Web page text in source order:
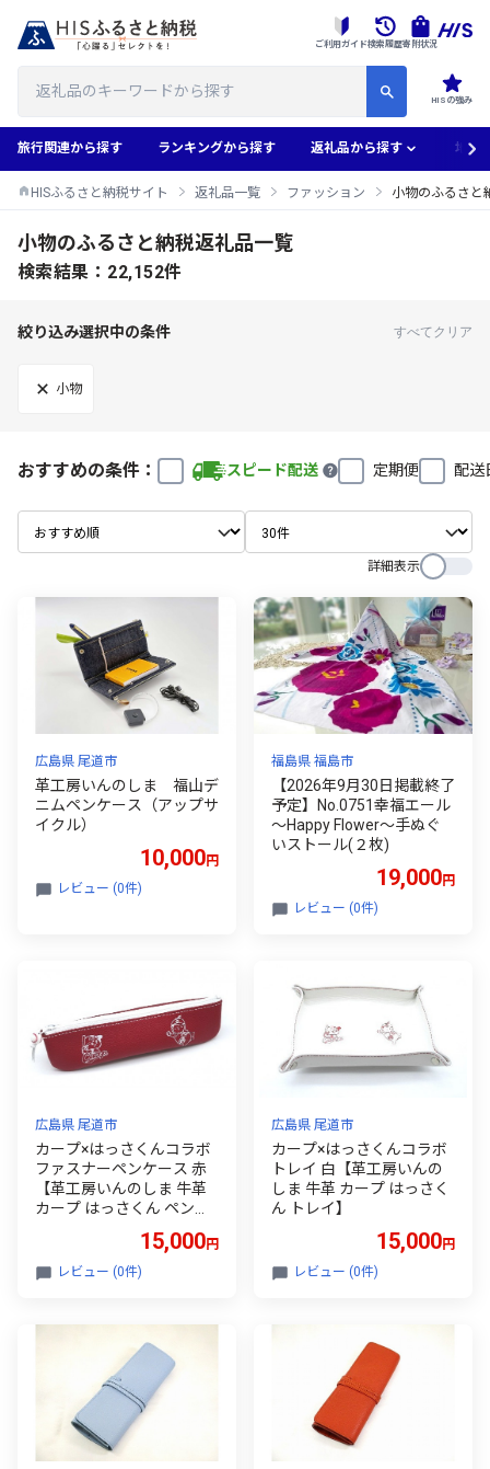
HISの強み
ご利用ガイド検索履歴寄附状況
旅行関連から探す ランキングから探す 返礼品から探す 地域
HISふるさと納税サイト 返礼品一覧 ファッション 小物のふるさと
小物のふるさと納税返礼品一覧
検索結果：22,152件
絞り込み選択中の条件 すべてクリア
小物
おすすめの条件： スピード配送 定期便 配送
詳細表示
広島県 尾道市
革工房いんのしま 福山デ
ニムペンケース（アップサ
イクル）
10,000円
レビュー (0件)
福島県 福島市
【2026年9月30日掲載終了
予定】No.0751幸福エール
～Happy Flower～手ぬぐ
いストール(２枚)
19,000円
レビュー (0件)
広島県 尾道市
カープ×はっさくんコラボ
ファスナーペンケース 赤
【革工房いんのしま 牛革
カープ はっさくん ペンケ
15,000円
レビュー (0件)
広島県 尾道市
カープ×はっさくんコラボ
トレイ 白【革工房いんの
しま 牛革 カープ はっさく
ん トレイ】
15,000円
レビュー (0件)